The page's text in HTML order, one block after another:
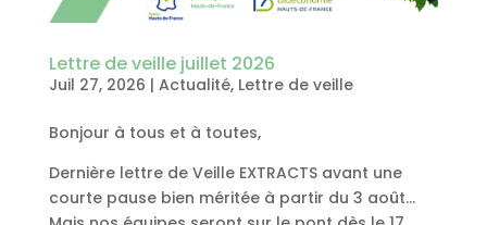
Lettre de veille juillet 2026
Juil 27, 2026 | Actualité, Lettre de veille
Bonjour à tous et à toutes,
Dernière lettre de Veille EXTRACTS avant une
courte pause bien méritée à partir du 3 août…